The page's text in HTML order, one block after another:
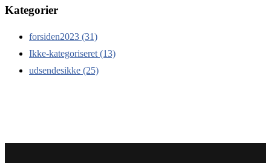
Kategorier
forsiden2023 (31)
Ikke-kategoriseret (13)
udsendesikke (25)